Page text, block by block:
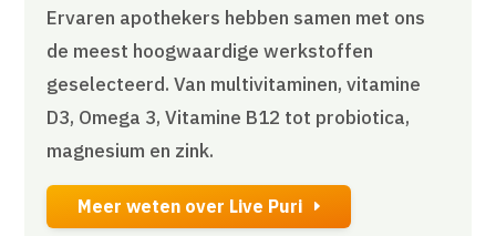
Ervaren apothekers hebben samen met ons
de meest hoogwaardige werkstoffen
geselecteerd. Van multivitaminen, vitamine
D3, Omega 3, Vitamine B12 tot probiotica,
magnesium en zink.
Meer weten over Live Puri